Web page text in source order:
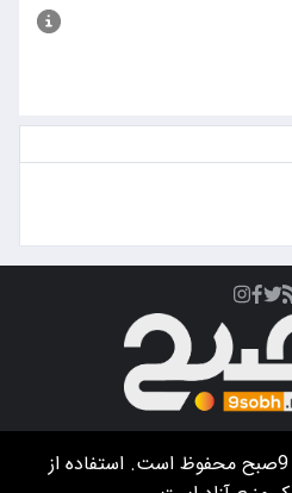
9صبح
محفوظ است. استفاده از